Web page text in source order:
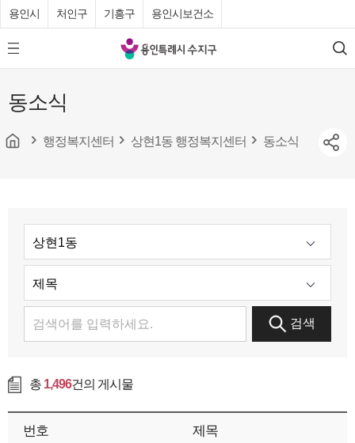
용인시 처인구 기흥구 용인시보건소
모
바
메
뉴
튼
용
인
수
검
색
동소식
행정복지센터 상현1동 행정복지센터 동소식
검색
총 1,496건의 게시물
번호 제목